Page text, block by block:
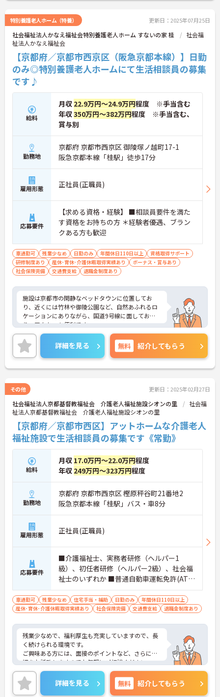
特別養護老人ホーム（特養） 更新日：2025年07月25日
社会福祉法人かなえ福祉会特別養護老人ホーム すないの家 桂
社会福
祉法人かなえ福祉会
【京都府／京都市西京区（阪急京都本線）】日勤
のみ◎特別養護老人ホームにて生活相談員の募集
です♪
給料
月収 22.9万円～24.9万円程度 ※手当含む
年収350万円～382万円程度 ※手当含む、
賞与別
勤務地
京都府 京都市西京区 御陵塚ノ越町17-1
阪急京都本線「桂駅」徒歩17分
雇用形態 正社員(正職員)
応募要件
【求める資格・経験】 ■相談員要件を満た
す資格をお持ちの方 ＊経験者優遇、ブラン
クある方も歓迎
車通勤可 残業少なめ 日勤のみ 年間休日110日以上
資格取得サポート
研修制度あり
産休･育休･介護休暇取得実績あり
ボーナス・賞与あり
社会保険完備
交通費支給 退職金制度あり
施設は京都市の閑静なベッドタウンに位置してお
り、近くには竹林や御陵公園など、自然あふれるロ
ケーションにありながら、国道9号線に面してお
り、アクセスも便利です。
ご興味があるは是非一度マイナビまでお問い合わせ
ください。さらに詳細などお伝えします！
詳細を見る 無料 紹介してもらう
その他 更新日：2025年02月27日
社会福祉法人京都基督教福祉会 介護老人福祉施設シオンの里
社会福
祉法人京都基督教福祉会 介護老人福祉施設シオンの里
【京都府／京都市西区】アットホームな介護老人
福祉施設で生活相談員の募集です《常勤》
給料
月収 17.0万円～22.0万円程度
年収 249万円～323万円程度
勤務地
京都府 京都市西京区 樫原秤谷町21番地2
阪急京都本線「桂駅」バス・車8分
雇用形態 正社員(正職員)
応募要件
■介護福祉士、実務者研修（ヘルパー1
級）、初任者研修（ヘルパー2級）、社会福
祉士のいずれか ■普通自動車運転免許(AT限
定可) ※業務経験あれば尚可
車通勤可 残業少なめ 住宅手当・補助 日勤のみ
年間休日110日以上
産休･育休･介護休暇取得実績あり
社会保険完備 交通費支給 退職金制度あり
残業少なめで、福利厚生も充実していますので、長
く続けられる環境です。
ご興味ある方には、面接のポイントなど、さらに詳
細をお話致しますのでお気軽にご相談ください。
詳細を見る 無料 紹介してもらう